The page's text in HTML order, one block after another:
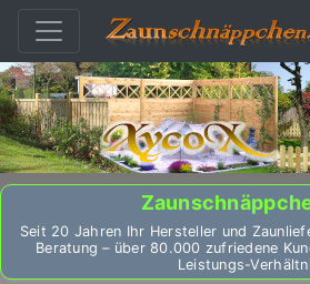
Seit 20 Jahren Ihr Hersteller und
Beratung – über 80.000 zufriedene
Leistungs-